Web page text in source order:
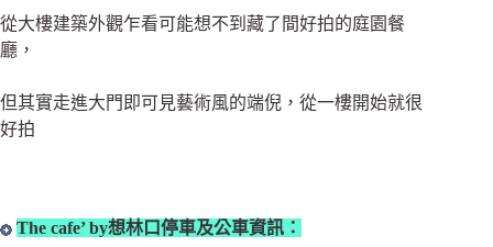
從大樓建築外觀乍看可能想不到藏了間好拍的庭園餐
廳，
但其實走進大門即可見藝術風的端倪，從一樓開始就很
好拍
The cafe’ by想林口停車及公車資訊：